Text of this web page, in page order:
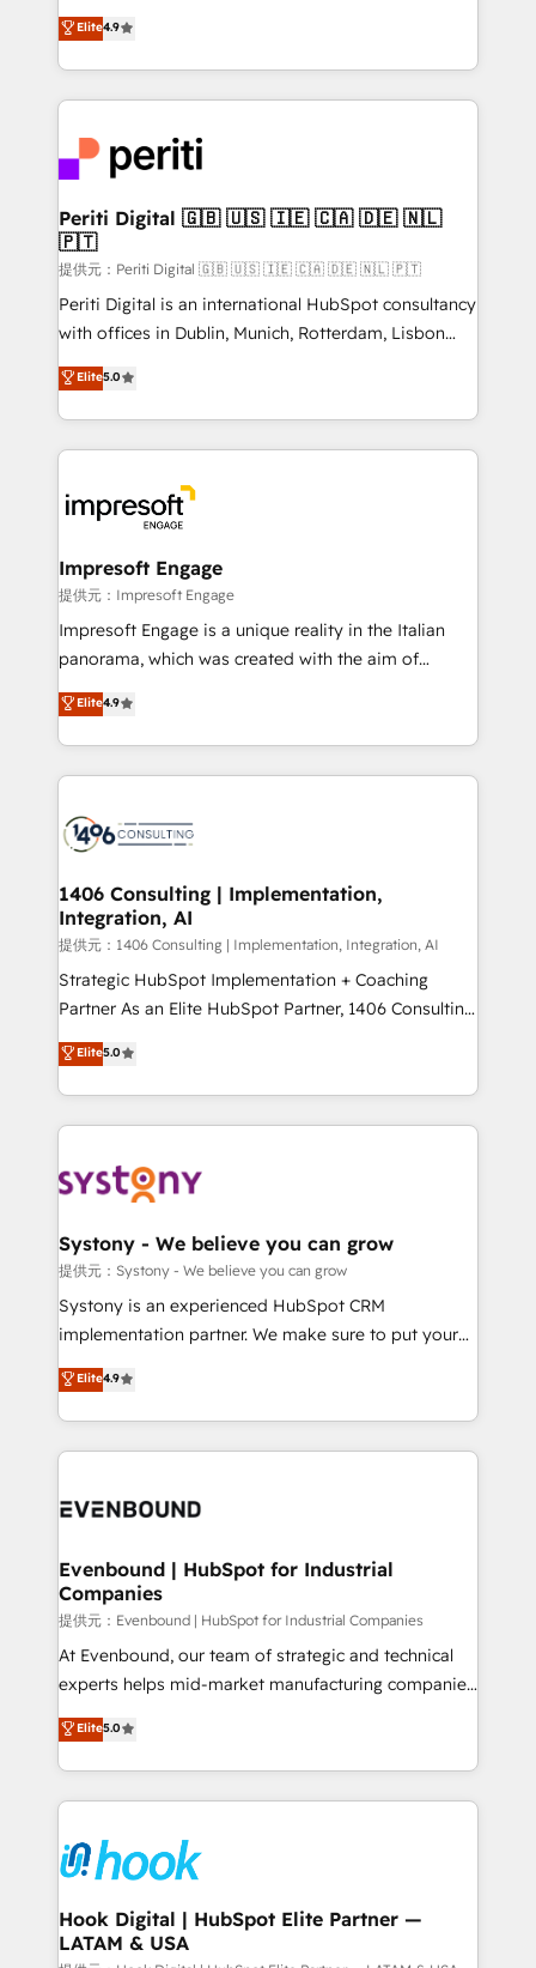
Platform Migration Excellence. • Top 3 Partner of the
Year LATAM 2022, 2023, 2024, 2025. • Partner of the
business with HubSpot? Let Cebra’s experts help
you grow faster, smarter, and with impact.
thinkers. We blend strategy, design, and
development—always fueled by curiosity—to turn
ideas, opportunities, and challenges into meaningful
experiences. To us, technology is more than just
and—most importantly—simple. That’s why we lean
into bold ideas and shape them into thoughtful
products and strategies that actually make a
difference.
Elite4.9
Periti Digital 🇬🇧 🇺🇸 🇮🇪 🇨🇦 🇩🇪 🇳🇱
🇵🇹
提供元：Periti Digital 🇬🇧 🇺🇸 🇮🇪 🇨🇦 🇩🇪 🇳🇱 🇵🇹
Periti Digital is an international HubSpot consultancy
with offices in Dublin, Munich, Rotterdam, Lisbon
and New York. 🔎 We are focused on enhancing
revenue-generation strategies for clients through
complete integration of core business processes
and systems (such as ERP and e-commerce
results. 🎯 We present a solution-centric approach
and we're focused on HubSpot. We work with some
of HubSpot's most important customers to generate
value from the platform in the long term. 🤖 We have
worked 400+ HubSpot customers across industries
but specialise in the more complex projects where
represent key aspects of the project's success.
Elite5.0
Impresoft Engage
提供元：Impresoft Engage
Impresoft Engage is a unique reality in the Italian
panorama, which was created with the aim of
putting Customer Experience at the center by
creating digital environments capable of integrating
people, processes and data. We offer the best
digital solutions on the market, ranging from CRM
marketing automation to online and offline sales
allowing companies to optimize processes and meet
the needs of the customer. We are part of Impresoft
Group, a group of specialized and complementary
companies that divide their offer into 4
Competence Centers: Smart Manufacturing,
The synergies generated by these integrations,
together with the combination of talents, skills,
to accompany companies on their digital
transformation journey.
Elite4.9
1406 Consulting | Implementation,
Integration, AI
提供元：1406 Consulting | Implementation, Integration, AI
Strategic HubSpot Implementation + Coaching
Partner As an Elite HubSpot Partner, 1406 Consulting
helps mid-market revenue teams transform how
they sell, market, and serve. We don't just build your
HubSpot—we teach your team to own it, then stay
to help you keep winning. What We Do ⚙️ CRM
Data & Content 📈 Sales & Marketing Alignment +
Agent Creation 🔄 Custom Integrations & Data
Migration Why 1406 We become part of your team.
Your team learns while we build. We fix what others
broke. Built for mid-market reality—practical
constraints. By the Numbers 🏆 Top 1% of all
HubSpot partners 🔄 Top 5% globally in client
and sales ops at mid-market companies ready to
Elite5.0
Systony - We believe you can grow
提供元：Systony - We believe you can grow
Systony is an experienced HubSpot CRM
implementation partner. We make sure to put your
organization's needs and goals first and think along
with your organization. We are only satisfied once
you are too. Why Systony? - 20+ years of
experience with CRM, Marketing, Sales & Service
Own back-end developers - Complex data
View, SuperOffice) - Custom integrations (e.g. MS
Business Central, Navision, AX, SAP, Exact, AFAS) We
focus on growing B2B companies in the SME sector
such as manufacturing, SaaS, business services and
wholesaler companies. As an experienced HubSpot
That's why we have developed a step-by-step
implementation process that focuses on user
strive for optimal customer processes and
experiences. Systony – We believe you can grow!
Elite4.9
Evenbound | HubSpot for Industrial
Companies
提供元：Evenbound | HubSpot for Industrial Companies
At Evenbound, our team of strategic and technical
experts helps mid-market manufacturing companies
achieve real growth. We specialize in delivering
tailored solutions that drive results by leveraging
HubSpot’s platform and data to fuel success.
Technical Solutions: - HubSpot Technical Consulting -
Onboarding - Data Migration & Integrations -
Technical Audit & Optimization Strategic Solutions: -
Revenue Operations - Inbound Marketing -
Outbound Marketing - HubSpot CMS Website
Elite5.0
Hook Digital | HubSpot Elite Partner —
LATAM & USA